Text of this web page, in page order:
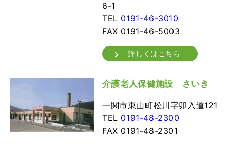
6-1
TEL 0191-46-3010
FAX 0191-46-5003
詳しくはこちら
介護老人保健施設 さいき
一関市東山町松川字卯入道121
TEL 0191-48-2300
FAX 0191-48-2301